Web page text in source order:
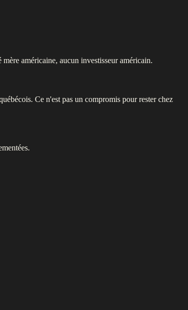
américaine, aucun investisseur américain.
Ce n'est pas un compromis pour rester chez